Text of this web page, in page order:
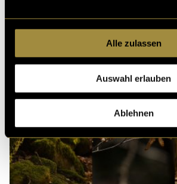
Alle zulassen
Auswahl erlauben
Ablehnen